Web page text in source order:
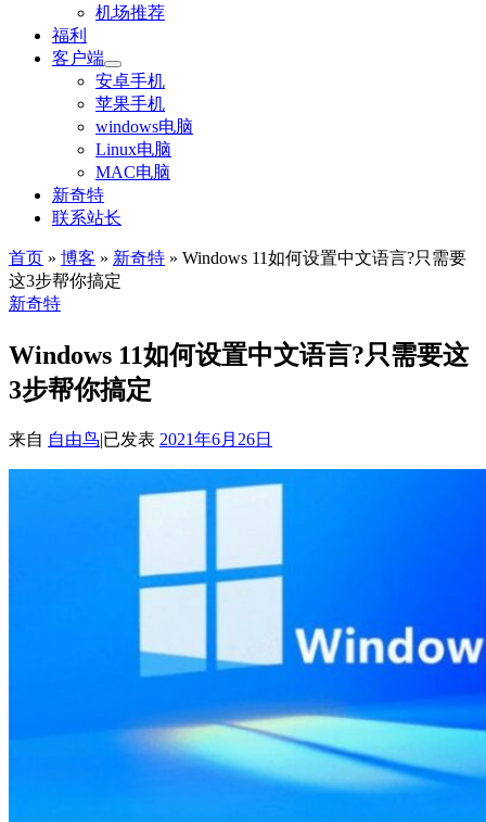
机场推荐
福利
客户端
安卓手机
苹果手机
windows电脑
Linux电脑
MAC电脑
新奇特
联系站长
首页 » 博客 » 新奇特 » Windows 11如何设置中文语言?只需要
这3步帮你搞定
新奇特
Windows 11如何设置中文语言?只需要这
3步帮你搞定
来自 自由鸟|已发表 2021年6月26日